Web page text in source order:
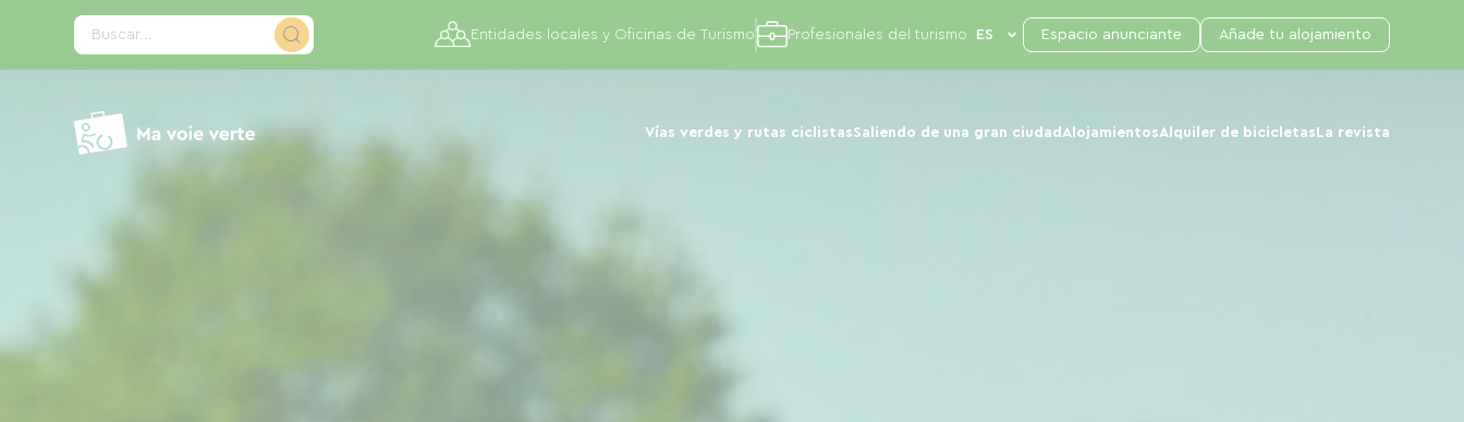
Buscar...
Vías verdes y rutas ciclistasSaliendo de una gran ciudad AlojamientosAlquiler de bicicletas La revista
Entidades locales y Oficinas de Turismo Profesionales del turismo Espacio anunciante Añade tu alojamiento
Panel de gestión de cookies